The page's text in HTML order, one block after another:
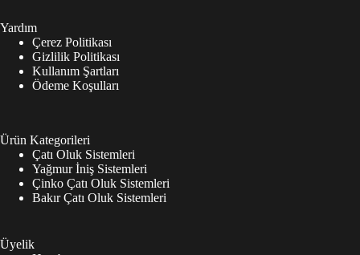
Yardım
Çerez Politikası
Gizlilik Politikası
Kullanım Şartları
Ödeme Koşulları
Ürün Kategorileri
Çatı Oluk Sistemleri
Yağmur İniş Sistemleri
Çinko Çatı Oluk Sistemleri
Bakır Çatı Oluk Sistemleri
Üyelik